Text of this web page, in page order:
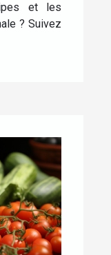
et les
? Suivez